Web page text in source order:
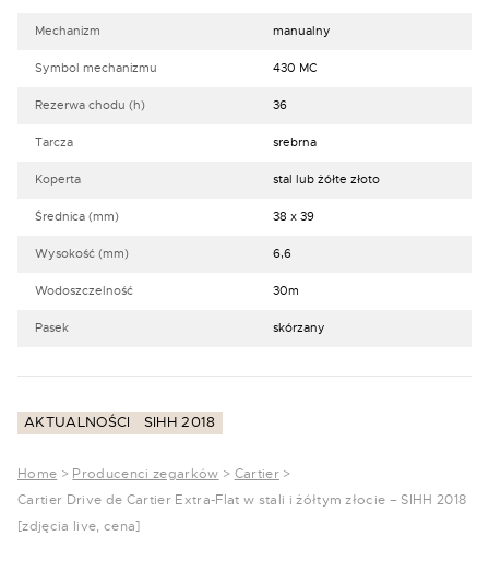
Mechanizm manualny
Symbol mechanizmu 430 MC
Rezerwa chodu (h) 36
Tarcza srebrna
Koperta stal lub żółte złoto
Średnica (mm) 38 x 39
Wysokość (mm) 6,6
Wodoszczelność 30m
Pasek skórzany
AKTUALNOŚCI SIHH 2018
Home > Producenci zegarków > Cartier>
Cartier Drive de Cartier Extra-Flat w stali i żółtym złocie – SIHH 2018
[zdjęcia live, cena]